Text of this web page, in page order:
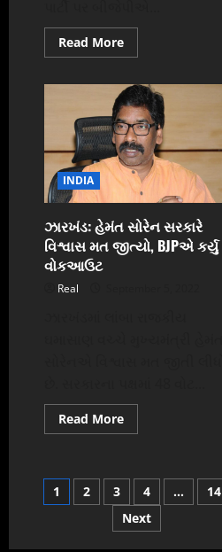
Read MoreRead
more
સિસોદિયાને
12%
કમિશન
પહોંચે
છે:
એક્સાઈઝ
કૌભાંડમાં
BJPએ
સ્ટિંગ
રજૂ
INDIA
ઝારખંડ: હેમંત સોરેન સરકારે
વિશ્વાસ મત જીત્યો, BJPએ કર્યુ
વોકઆઉટ
Real
Read MoreRead
more
સોરેન
સરકારે
વિશ્વાસ
મત
જીત્યો,
Posts
pagination
1 2 3 4 …
14
Next